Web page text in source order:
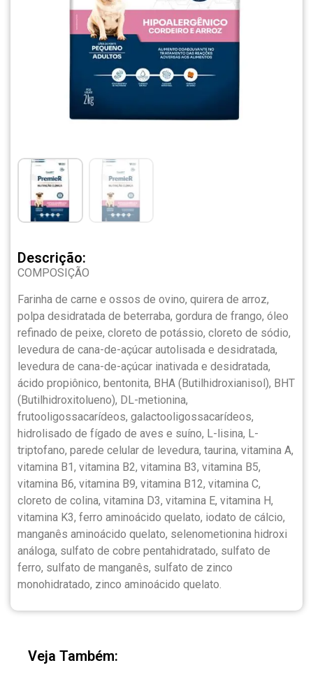
Descrição:
COMPOSIÇÃO
Farinha de carne e ossos de ovino, quirera de arroz,
polpa desidratada de beterraba, gordura de frango, óleo
refinado de peixe, cloreto de potássio, cloreto de sódio,
levedura de cana-de-açúcar autolisada e desidratada,
levedura de cana-de-açúcar inativada e desidratada,
ácido propiônico, bentonita, BHA (Butilhidroxianisol), BHT
(Butilhidroxitolueno), DL-metionina,
frutooligossacarídeos, galactooligossacarídeos,
hidrolisado de fígado de aves e suíno, L-lisina, L-
triptofano, parede celular de levedura, taurina, vitamina A,
vitamina B1, vitamina B2, vitamina B3, vitamina B5,
vitamina B6, vitamina B9, vitamina B12, vitamina C,
cloreto de colina, vitamina D3, vitamina E, vitamina H,
vitamina K3, ferro aminoácido quelato, iodato de cálcio,
manganês aminoácido quelato, selenometionina hidroxi
análoga, sulfato de cobre pentahidratado, sulfato de
ferro, sulfato de manganês, sulfato de zinco
monohidratado, zinco aminoácido quelato.
Veja Também: